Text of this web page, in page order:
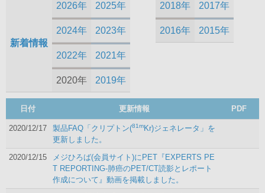
新着情報
2026年 2025年
2024年 2023年
2022年 2021年
2020年 2019年
2018年 2017年
2016年 2015年
日付 更新情報 PDF
2020/12/17 製品FAQ「クリプトン(81mKr)ジェネレータ」を
更新しました。
2020/12/15
メジひろば(会員サイト)にPET『EXPERTS PE
T REPORTING-肺癌のPET/CT読影とレポート
作成について』動画を掲載しました。